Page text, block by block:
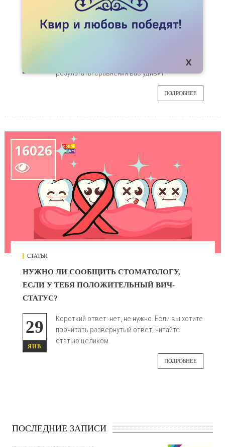
ВИЧ-СЕРВИС В КАЗАХСТАНЕ И КАНАДЕ:
ЛИЧНЫЙ ОПЫТ
21
городе Алматы и штата Онтарио. Возможно,
результаты сравнения вас удивят.
ПОДРОБНЕЕ
16026

СТАТЬИ
НУЖНО ЛИ СООБЩИТЬ СТОМАТОЛОГУ,
ЕСЛИ У ТЕБЯ ПОЛОЖИТЕЛЬНЫЙ ВИЧ-
СТАТУС?
29
ЯНВ
Короткий ответ: нет, не нужно. Если вы хотите
прочитать развернутый ответ, читайте
статью целиком.
ПОДРОБНЕЕ
ПОСЛЕДНИЕ ЗАПИСИ